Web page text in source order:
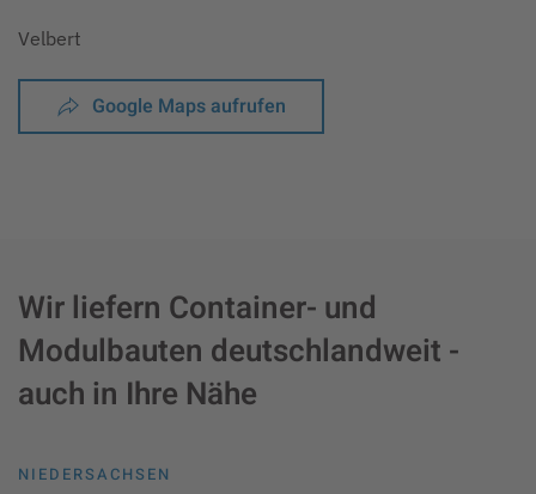
Velbert
Google Maps aufrufen
Wir liefern Container- und
Modulbauten deutschlandweit -
auch in Ihre Nähe
NIEDERSACHSEN